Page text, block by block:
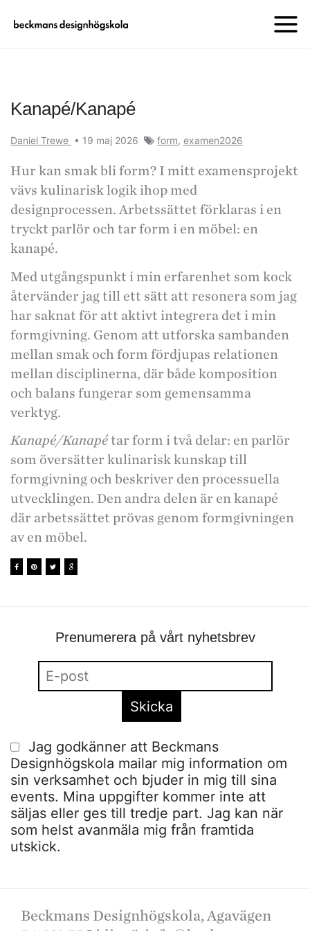
Kanapé/Kanapé
Daniel Trewe • 19 maj 2026 form, examen2026
Hur kan smak bli form? I mitt examensprojekt
vävs kulinarisk logik ihop med
designprocessen. Arbetssättet förklaras i en
tryckt parlör och tar form i en möbel: en
kanapé.
Med utgångspunkt i min erfarenhet som kock
återvänder jag till ett sätt att resonera som jag
har saknat för att aktivt integrera det i min
formgivning. Genom att utforska sambanden
mellan smak och form fördjupas relationen
mellan disciplinerna, där både komposition
och balans fungerar som gemensamma
verktyg.
Kanapé/Kanapétar form i två delar: en parlör
som översätter kulinarisk kunskap till
formgivning och beskriver den processuella
utvecklingen. Den andra delen är en kanapé
där arbetssättet prövas genom formgivningen
av en möbel.
Prenumerera på vårt nyhetsbrev
Jag godkänner att Beckmans
Designhögskola mailar mig information om
sin verksamhet och bjuder in mig till sina
events. Mina uppgifter kommer inte att
säljas eller ges till tredje part. Jag kan när
som helst avanmäla mig från framtida
utskick.
Beckmans Designhögskola, Agavägen